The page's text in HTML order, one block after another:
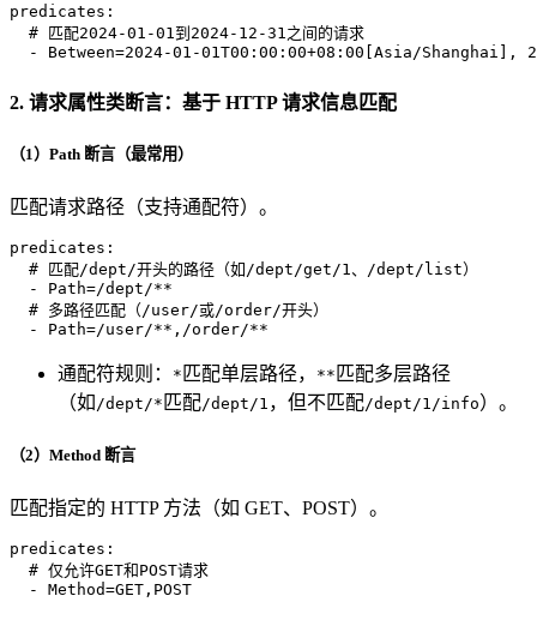
predicates:
# 匹配2024-01-01到2024-12-31之间的请求
-
Between=2024-01-01T00:00:00+08:00[Asia/Shanghai],
2. 请求属性类断言：基于 HTTP 请求信息匹配
（1）Path 断言（最常用）
匹配请求路径（支持通配符）。
predicates:
# 匹配/dept/开头的路径（如/dept/get/1、/dept/list）
-
Path=/dept/**
# 多路径匹配（/user/或/order/开头）
-
Path=/user/**,/order/**
通配符规则： * 匹配单层路径， ** 匹配多层路径
（如 /dept/* 匹配/dept/1 ，但不匹配/dept/1/info）。
（2）Method 断言
匹配指定的 HTTP 方法（如 GET、POST）。
predicates:
# 仅允许GET和POST请求
-
Method=GET,POST